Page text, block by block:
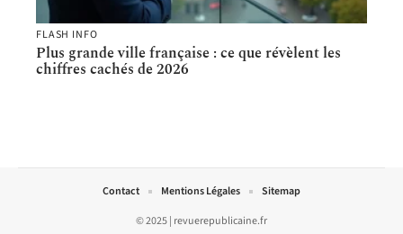
FLASH INFO
Plus grande ville française : ce que révèlent les
chiffres cachés de 2026
© 2025 | revuerepublicaine.fr
Contact Mentions Légales Sitemap